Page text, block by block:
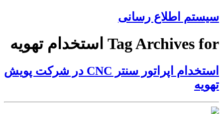
سیستم اطلاع رسانی
Tag Archives for استخدام تهویه
استخدام اپراتور سنتر CNC در شرکت پویش
تهویه